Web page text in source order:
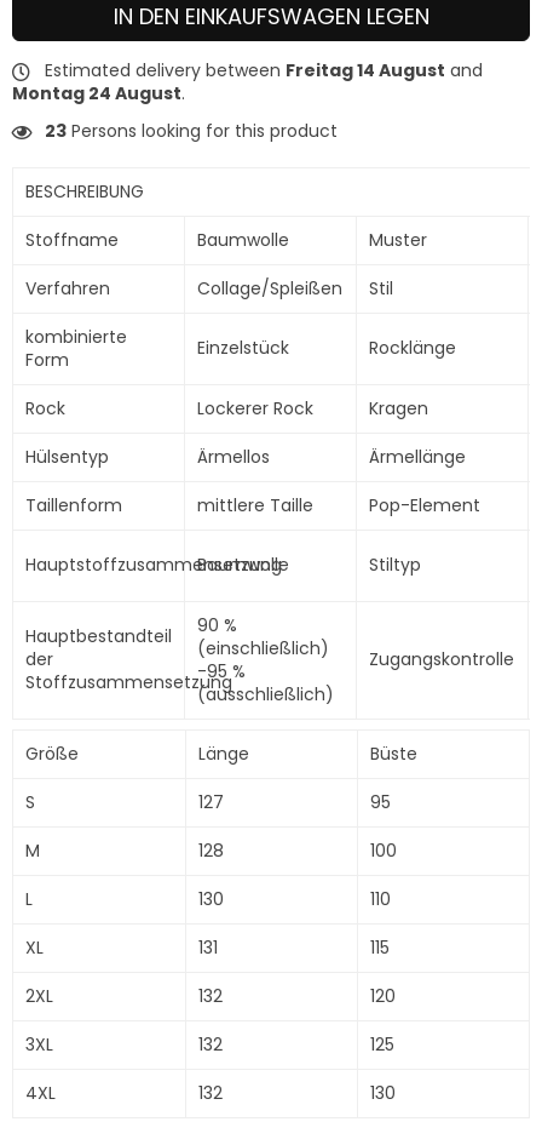
IN DEN EINKAUFSWAGEN LEGEN
Estimated delivery between Freitag 14 August and
Montag 24 August.
23 Persons looking for this product
BESCHREIBUNG
Stoffname
Baumwolle Muster
Verfahren
Collage/Spleißen Stil
kombinierte
Form
Einzelstück Rocklänge
Rock Lockerer Rock Kragen
Hülsentyp
Ärmellos Ärmellänge
Taillenform
mittlere Taille Pop-Element
Hauptstoffzusammensetzung
Baumwolle Stiltyp
Hauptbestandteil
der
Stoffzusammensetzung
90 %
(einschließlich)
-95 %
(ausschließlich)
Zugangskontrolle
Größe Länge
Büste
S
127
95
M
128
100
L
130
110
XL
131
115
2XL
132
120
3XL
132
125
4XL
132 130